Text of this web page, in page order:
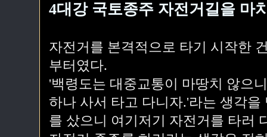
4대강 국토종주 자전거길을 마
자전거를 본격적으로 타기 시작한
부터였다.
'백령도는 대중교통이 마땅치 않으
하나 사서 타고 다니자.'라는 생각
를 샀으니 여기저기 자전거를 타러